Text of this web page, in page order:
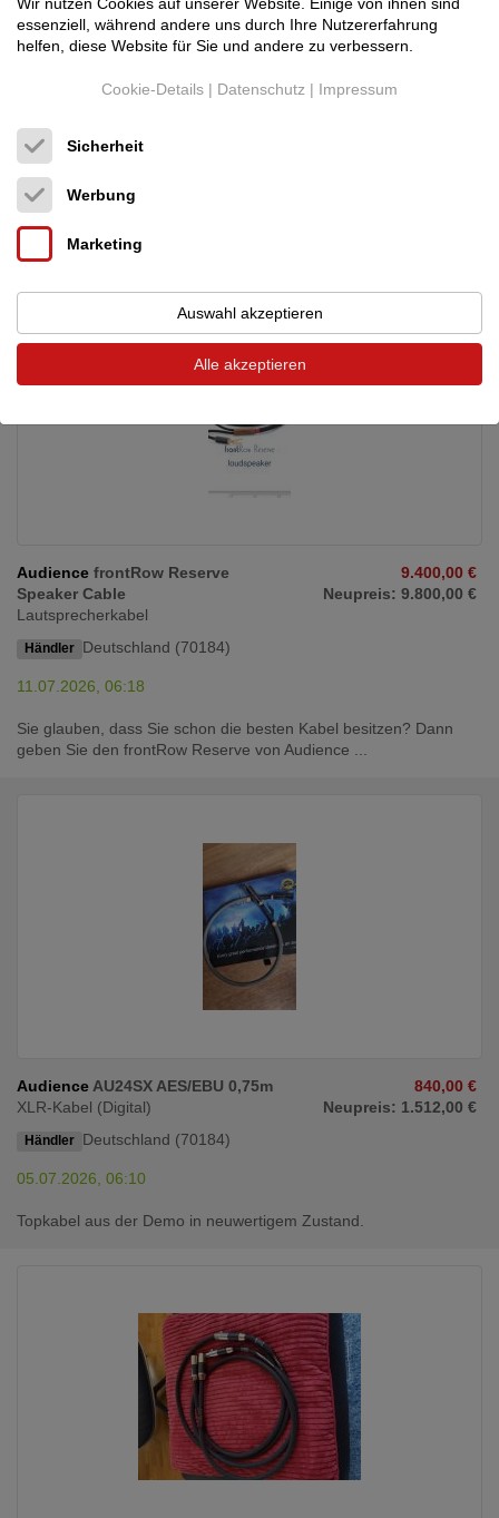
HP C20 2,0m
Händler
12.07.2026, 06:09
Mit Sicherheit eines der weltbesten Netzkabel. High Power
Ausführung mit C19/C20 Stecker, Ideal für Verstärker, ...
Audience frontRow Reserve
Speaker Cable
Lautsprecherkabel
Händler Deutschland (70184)
9.400,00 €
Neupreis: 9.800,00 €
11.07.2026, 06:18
Sie glauben, dass Sie schon die besten Kabel besitzen? Dann
geben Sie den frontRow Reserve von Audience ...
Audience AU24SX AES/EBU 0,75m
XLR-Kabel (Digital)
Händler Deutschland (70184)
840,00 €
Neupreis: 1.512,00 €
05.07.2026, 06:10
Topkabel aus der Demo in neuwertigem Zustand.
essenziell, während andere uns durch Ihre Nutzererfahrung
helfen, diese Website für Sie und andere zu verbessern.
Cookie-Details | Datenschutz | Impressum
Sicherheit
Werbung
Marketing
Auswahl akzeptieren
Alle akzeptieren